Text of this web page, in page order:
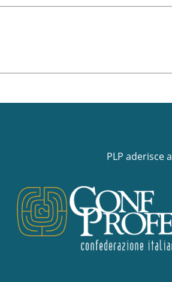
PLP aderisce a